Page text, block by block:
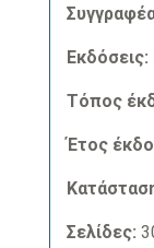
Εκδόσεις:
Τόπος
Έτος
Σελίδες: